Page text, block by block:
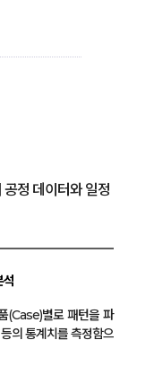
정 데이터와 일정
(Case)별로 패턴을 파
의 통계치를 측정함으